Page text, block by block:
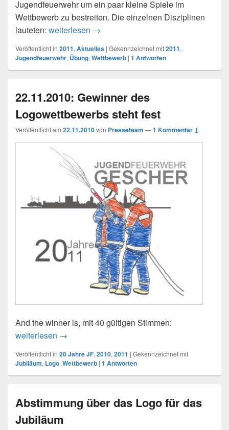
Jugendfeuerwehr um ein paar kleine Spiele im
Wettbewerb zu bestreiten. Die einzelnen Disziplinen
lauteten: weiterlesen 09.04.2011: JF-Dienst
→
Veröffentlicht in 2011, Aktuelles | Gekennzeichnet mit2011,
Jugendfeuerwehr, Übung, Wettbewerb | 1 Antworten
22.11.2010: Gewinner des
Logowettbewerbs steht fest
Veröffentlicht am 22.11.2010von Presseteam —1 Kommentar ↓
And the winner is, mit 40 gültigen Stimmen:
weiterlesen 22.11.2010: Gewinner des Logowettbewerbs
→
Veröffentlicht in 20 Jahre JF,2010,2011 | Gekennzeichnet mit
Jubiläum, Logo,Wettbewerb | 1 Antworten
Abstimmung über das Logo für das
Jubiläum